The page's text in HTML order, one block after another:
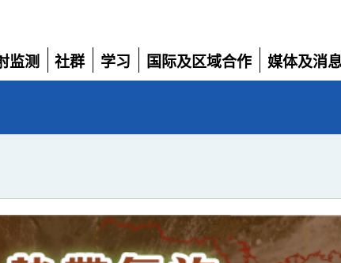
监测
社群
展
学习
展
国际及区域合作
展
媒体及消
展